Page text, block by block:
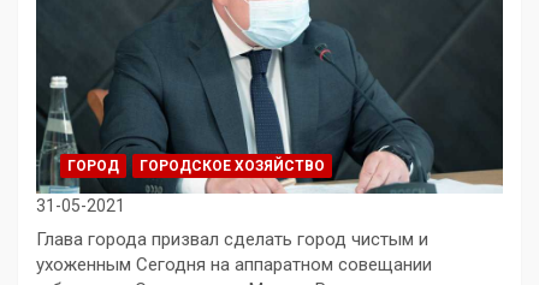
ГОРОД ГОРОДСКОЕ ХОЗЯЙСТВО
31-05-2021
Глава города призвал сделать город чистым и
ухоженным Сегодня на аппаратном совещании